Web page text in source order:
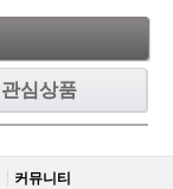
관심상품
커뮤니티